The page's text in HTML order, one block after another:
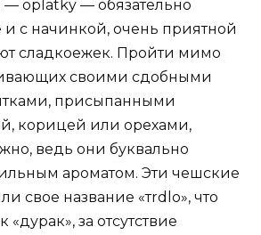
oplatky — обязательно
и с начинкой, очень приятной
сладкоежек. Пройти мимо
своими сдобными
присыпанными
корицей или орехами,
ведь они буквально
ароматом. Эти чешские
свое название «тrdlo», что
за отсутствие